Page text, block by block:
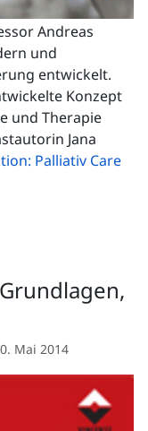
Andreas
und
entwickelt.
Konzept
und Therapie
Jana
Palliativ Care
Mai 2014